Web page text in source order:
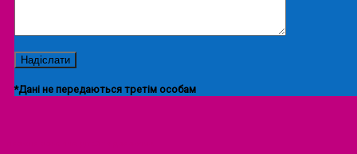
*Дані не передаються третім особам